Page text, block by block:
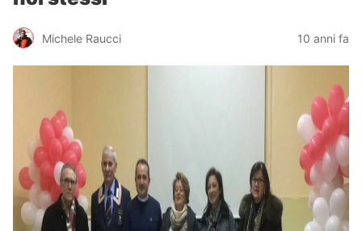
Michele Raucci 10 anni fa